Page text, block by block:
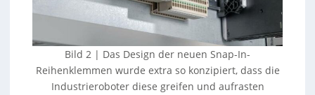
Bild 2 | Das Design der neuen Snap-In-
Reihenklemmen wurde extra so konzipiert, dass die
Industrieroboter diese greifen und aufrasten